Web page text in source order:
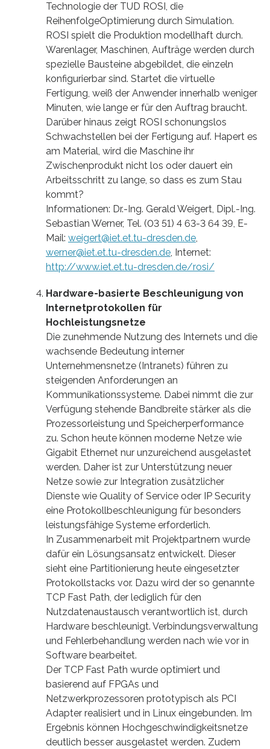
Technologie der TUD ROSI, die
ReihenfolgeOptimierung durch Simulation.
ROSI spielt die Produktion modellhaft durch.
Warenlager, Maschinen, Aufträge werden durch
spezielle Bausteine abgebildet, die einzeln
konfigurierbar sind. Startet die virtuelle
Fertigung, weiß der Anwender innerhalb weniger
Minuten, wie lange er für den Auftrag braucht.
Darüber hinaus zeigt ROSI schonungslos
Schwachstellen bei der Fertigung auf. Hapert es
am Material, wird die Maschine ihr
Zwischenprodukt nicht los oder dauert ein
Arbeitsschritt zu lange, so dass es zum Stau
kommt?
Informationen: Dr.-Ing. Gerald Weigert, Dipl.-Ing.
Sebastian Werner, Tel. (03 51) 4 63-3 64 39, E-
Mail: weigert@iet.et.tu-dresden.de
werner@iet.et.tu-dresden.de , Internet:
http://www.iet.et.tu-dresden.de/rosi/
Hardware-basierte Beschleunigung von
Internetprotokollen für
Hochleistungsnetze
Die zunehmende Nutzung des Internets und die
wachsende Bedeutung interner
Unternehmensnetze (Intranets) führen zu
steigenden Anforderungen an
Kommunikationssysteme. Dabei nimmt die zur
Verfügung stehende Bandbreite stärker als die
Prozessorleistung und Speicherperformance
zu. Schon heute können moderne Netze wie
Gigabit Ethernet nur unzureichend ausgelastet
werden. Daher ist zur Unterstützung neuer
Netze sowie zur Integration zusätzlicher
Dienste wie Quality of Service oder IP Security
eine Protokollbeschleunigung für besonders
leistungsfähige Systeme erforderlich.
In Zusammenarbeit mit Projektpartnern wurde
dafür ein Lösungsansatz entwickelt. Dieser
sieht eine Partitionierung heute eingesetzter
Protokollstacks vor. Dazu wird der so genannte
TCP Fast Path, der lediglich für den
Nutzdatenaustausch verantwortlich ist, durch
Hardware beschleunigt. Verbindungsverwaltung
und Fehlerbehandlung werden nach wie vor in
Software bearbeitet.
Der TCP Fast Path wurde optimiert und
basierend auf FPGAs und
Netzwerkprozessoren prototypisch als PCI
Adapter realisiert und in Linux eingebunden. Im
Ergebnis können Hochgeschwindigkeitsnetze
deutlich besser ausgelastet werden. Zudem